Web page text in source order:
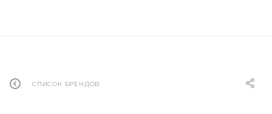
СПИСОК БРЕНДОВ